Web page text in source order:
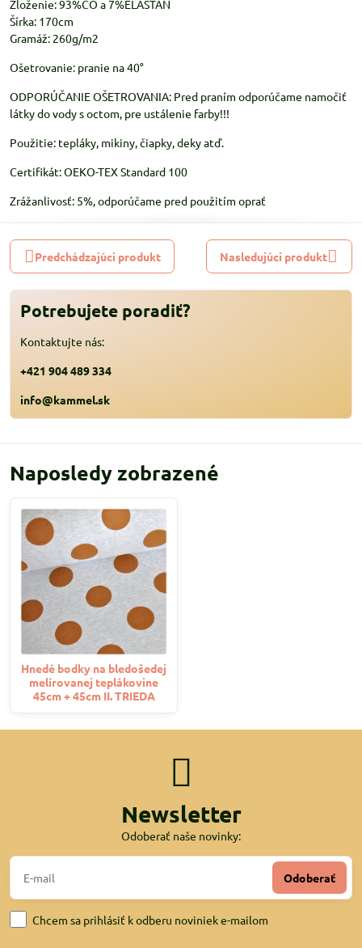
Zloženie: 93%CO a 7%ELASTAN
Šírka: 170cm
Gramáž: 260g/m2
Ošetrovanie: pranie na 40°
ODPORÚČANIE OŠETROVANIA: Pred praním odporúčame namočiť
látky do vody s octom, pre ustálenie farby!!!
Použitie: tepláky, mikiny, čiapky, deky atď.
Certifikát: OEKO-TEX Standard 100
Zrážanlivosť: 5%, odporúčame pred použitím oprať
Predchádzajúci produkt Nasledujúci produkt
Potrebujete poradiť?
Kontaktujte nás:
+421 904 489 334
info@kammel.sk
Naposledy zobrazené
Hnedé bodky na bledošedej
melírovanej teplákovine
45cm + 45cm II. TRIEDA
Newsletter
Odoberať naše novinky:
Odoberať
Chcem sa prihlásiť k odberu noviniek e-mailom